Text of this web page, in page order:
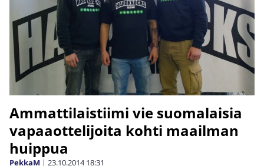
Ammattilaistiimi vie suomalaisia
vapaaottelijoita kohti maailman
huippua
PekkaM | 23.10.2014 18:31